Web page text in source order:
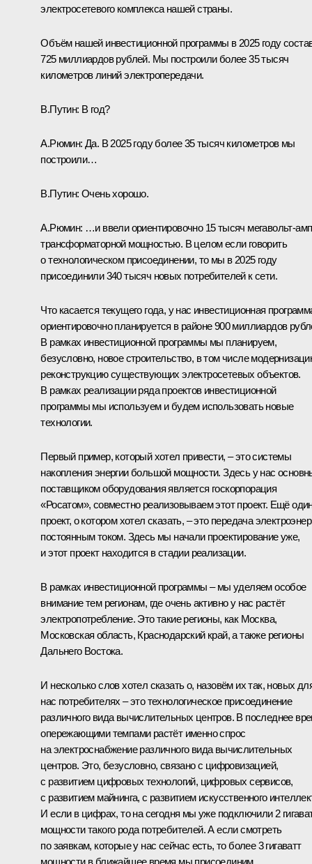
электросетевого комплекса нашей страны.
Объём нашей инвестиционной программы в 2025 году
725 миллиардов рублей. Мы построили более 35 тысяч
километров линий электропередачи.
В.Путин: В год?
А.Рюмин: Да. В 2025 году более 35 тысяч километров мы
построили…
В.Путин: Очень хорошо.
А.Рюмин: …и ввели ориентировочно 15 тысяч мегавольт-
трансформаторной мощностью. В целом если говорить
о технологическом присоединении, то мы в 2025 году
присоединили 340 тысяч новых потребителей к сети.
Что касается текущего года, у нас инвестиционная
ориентировочно планируется в районе 900 миллиардов
В рамках инвестиционной программы мы планируем,
безусловно, новое строительство, в том числе
реконструкцию существующих электросетевых объектов.
В рамках реализации ряда проектов инвестиционной
программы мы используем и будем использовать новые
технологии.
Первый пример, который хотел привести, – это системы
накопления энергии большой мощности. Здесь у нас
поставщиком оборудования является госкорпорация
«Росатом», совместно реализовываем этот проект. Ещё
проект, о котором хотел сказать, – это передача
постоянным током. Здесь мы начали проектирование уже,
и этот проект находится в стадии реализации.
В рамках инвестиционной программы – мы уделяем особое
внимание тем регионам, где очень активно у нас растёт
электропотребление. Это такие регионы, как Москва,
Московская область, Краснодарский край, а также регионы
Дальнего Востока.
И несколько слов хотел сказать о, назовём их так, новых
нас потребителях – это технологическое присоединение
различного вида вычислительных центров. В последнее
опережающими темпами растёт именно спрос
на электроснабжение различного вида вычислительных
центров. Это, безусловно, связано с цифровизацией,
с развитием цифровых технологий, цифровых сервисов,
с развитием майнинга, с развитием искусственного
И если в цифрах, то на сегодня мы уже подключили 2
мощности такого рода потребителей. А если смотреть
по заявкам, которые у нас сейчас есть, то более 3 гигаватт
мощности в ближайшее время мы присоединим.